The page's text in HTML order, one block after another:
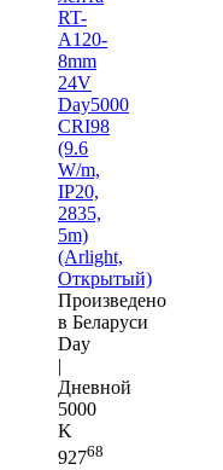
RT-
A120-
8mm
24V
Day5000
CRI98
(9.6
W/m,
IP20,
2835,
5m)
(Arlight,
Открытый)
Произведено
в Беларуси
Day
|
Дневной
5000
K
92768